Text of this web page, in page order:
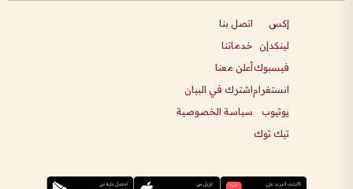
إكس
لينكدإن
فيسبوك
انستغرام
يوتيوب
تيك توك
اتصل بنا
خدماتنا
أعلن معنا
اشترك في البيان
سياسة الخصوصية